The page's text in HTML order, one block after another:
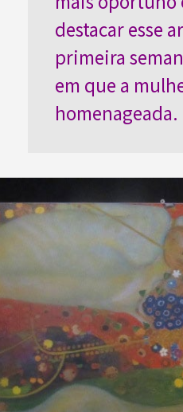
destacar esse
primeira
em que a
homenageada.